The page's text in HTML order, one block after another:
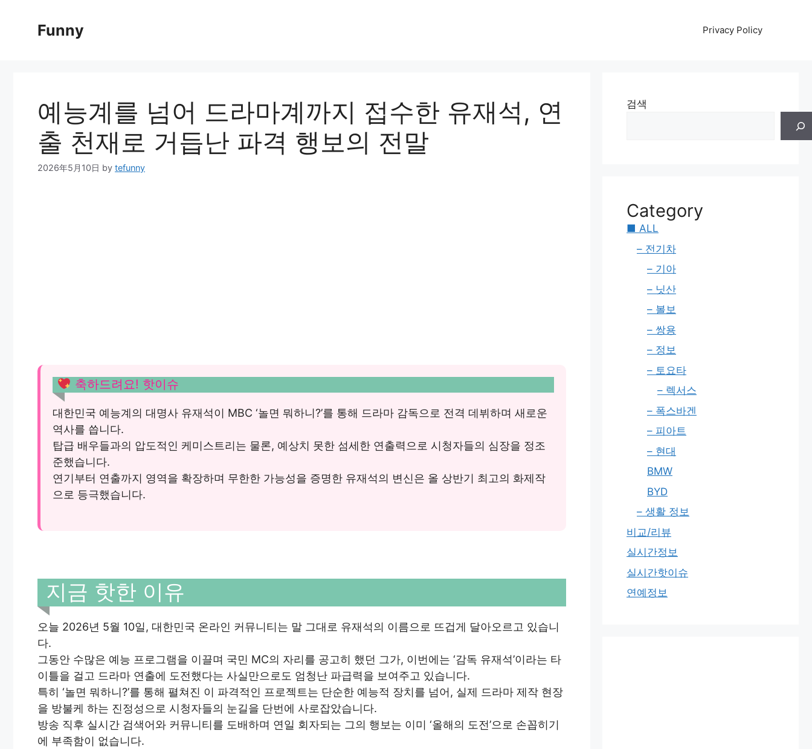
Funny Privacy Policy
예능계를 넘어 드라마계까지 접수한 유재석, 연
출 천재로 거듭난 파격 행보의 전말
2026年5月10日 by tefunny
축하드려요! 핫이슈
대한민국 예능계의 대명사 유재석이 MBC ‘놀면 뭐하니?’를 통해 드라마 감독으로 전격 데뷔하며 새로운
역사를 씁니다.
탑급 배우들과의 압도적인 케미스트리는 물론, 예상치 못한 섬세한 연출력으로 시청자들의 심장을 정조
준했습니다.
연기부터 연출까지 영역을 확장하며 무한한 가능성을 증명한 유재석의 변신은 올 상반기 최고의 화제작
으로 등극했습니다.
지금 핫한 이유
오늘 2026년 5월 10일, 대한민국 온라인 커뮤니티는 말 그대로 유재석의 이름으로 뜨겁게 달아오르고 있습니
다.
그동안 수많은 예능 프로그램을 이끌며 국민 MC의 자리를 공고히 했던 그가, 이번에는 ‘감독 유재석’이라는 타
이틀을 걸고 드라마 연출에 도전했다는 사실만으로도 엄청난 파급력을 보여주고 있습니다.
특히 ‘놀면 뭐하니?’를 통해 펼쳐진 이 파격적인 프로젝트는 단순한 예능적 장치를 넘어, 실제 드라마 제작 현장
을 방불케 하는 진정성으로 시청자들의 눈길을 단번에 사로잡았습니다.
방송 직후 실시간 검색어와 커뮤니티를 도배하며 연일 회자되는 그의 행보는 이미 ‘올해의 도전’으로 손꼽히기
에 부족함이 없습니다.
검색
Category
■ ALL
– 전기차
– 기아
– 닛산
– 볼보
– 쌍용
– 정보
– 토요타
– 렉서스
– 폭스바겐
– 피아트
– 현대
BMW
BYD
– 생활 정보
비교/리뷰
실시간정보
실시간핫이슈
연예정보